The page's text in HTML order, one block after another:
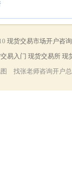
现货交易市场开户咨
易入门 现货交易所 现
图 找张老师咨询开户